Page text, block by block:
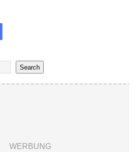
Search
WERBUNG